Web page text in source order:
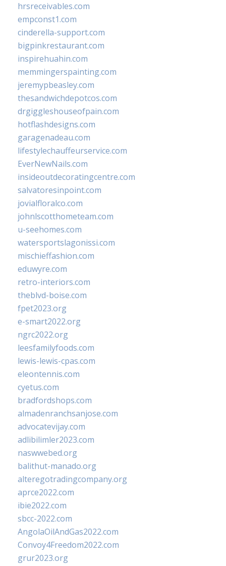
hrsreceivables.com
empconst1.com
cinderella-support.com
bigpinkrestaurant.com
inspirehuahin.com
memmingerspainting.com
jeremypbeasley.com
thesandwichdepotcos.com
drgiggleshouseofpain.com
hotflashdesigns.com
garagenadeau.com
lifestylechauffeurservice.com
EverNewNails.com
insideoutdecoratingcentre.com
salvatoresinpoint.com
jovialfloralco.com
johnlscotthometeam.com
u-seehomes.com
watersportslagonissi.com
mischieffashion.com
eduwyre.com
retro-interiors.com
theblvd-boise.com
fpet2023.org
e-smart2022.org
ngrc2022.org
leesfamilyfoods.com
lewis-lewis-cpas.com
eleontennis.com
cyetus.com
bradfordshops.com
almadenranchsanjose.com
advocatevijay.com
adlibilimler2023.com
naswwebed.org
balithut-manado.org
alteregotradingcompany.org
aprce2022.com
ibie2022.com
sbcc-2022.com
AngolaOilAndGas2022.com
Convoy4Freedom2022.com
grur2023.org